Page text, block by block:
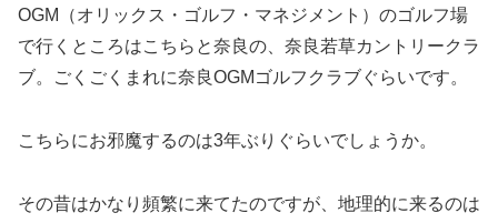
OGM（オリックス・ゴルフ・マネジメント）のゴルフ場
で行くところはこちらと奈良の、奈良若草カントリークラ
ブ。ごくごくまれに奈良OGMゴルフクラブぐらいです。
こちらにお邪魔するのは3年ぶりぐらいでしょうか。
その昔はかなり頻繁に来てたのですが、地理的に来るのは